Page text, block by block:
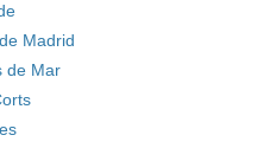
Madrid
de Mar